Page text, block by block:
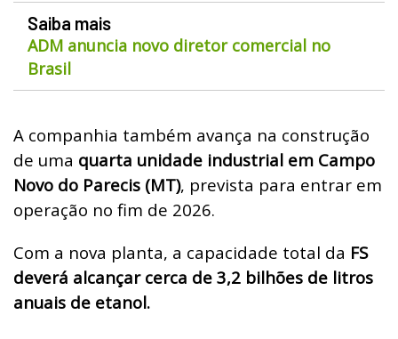
Saiba mais
ADM anuncia novo diretor comercial no
Brasil
A companhia também avança na construção
de uma quarta unidade industrial em Campo
Novo do Parecis (MT), prevista para entrar em
operação no fim de 2026.
Com a nova planta, a capacidade total da FS
deverá alcançar cerca de 3,2 bilhões de litros
anuais de etanol.